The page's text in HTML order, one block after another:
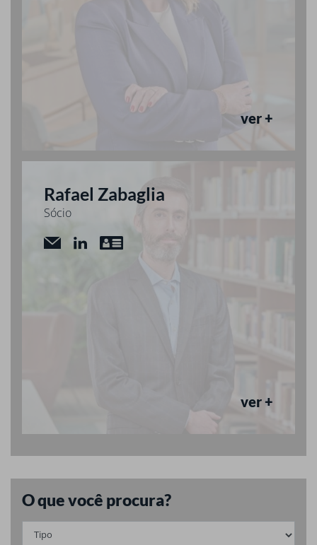
ver +
Rafael Zabaglia
Sócio
ver +
O que você procura?